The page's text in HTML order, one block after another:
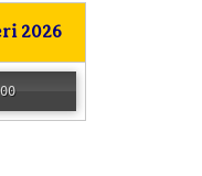
2026